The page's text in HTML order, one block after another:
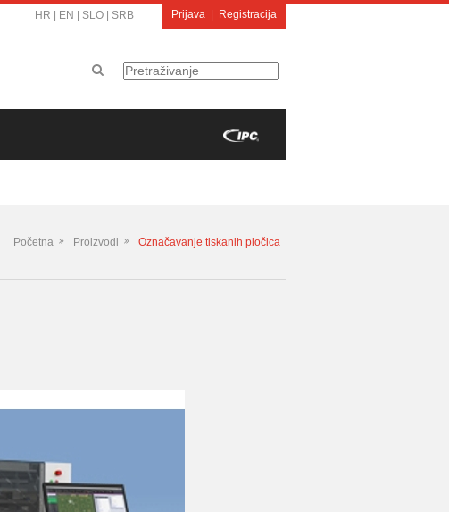
HR EN SLO SRB Prijava Registracija
Početna Proizvodi Označavanje tiskanih pločica